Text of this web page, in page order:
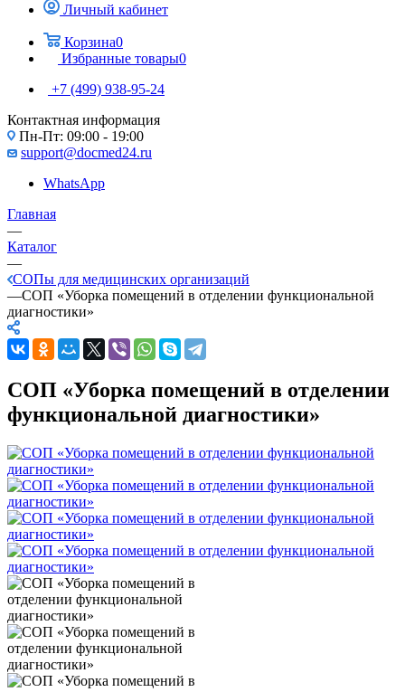
Личный кабинет
Корзина0
Избранные товары0
+7 (499) 938-95-24
Контактная информация
Пн-Пт: 09:00 - 19:00
support@docmed24.ru
WhatsApp
Главная
—
Каталог
—
СОПы для медицинских организаций
—СОП «Уборка помещений в отделении функциональной
диагностики»
СОП «Уборка помещений в отделении
функциональной диагностики»